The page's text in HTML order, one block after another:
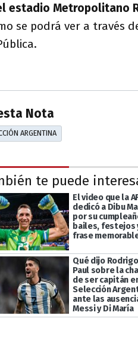
estadio Metropolitano
se podrá ver a través
Nota
ARGENTINA
te puede
El video que la
dedicó a Dibu
por su
bailes, festejos
frase
Qué dijo
Paul sobre la
de ser capitán
Selección
ante las
Messi y Di María